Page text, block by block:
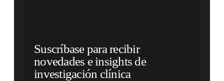
Suscríbase para recibir
novedades e insights de
investigación clínica